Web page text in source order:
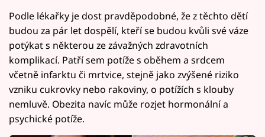
Podle lékařky je dost pravděpodobné, že z těchto dětí
budou za pár let dospělí, kteří se budou kvůli své váze
potýkat s některou ze závažných zdravotních
komplikací. Patří sem potíže s oběhem a srdcem
včetně infarktu či mrtvice, stejně jako zvýšené riziko
vzniku cukrovky nebo rakoviny, o potížích s klouby
nemluvě. Obezita navíc může rozjet hormonální a
psychické potíže.